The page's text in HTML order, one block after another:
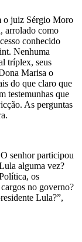
o juiz Sérgio Moro
arrolado como
conhecido
Nenhuma
tríplex, seus
Marisa o
do que claro que
testemunhas que
As perguntas
senhor participou
alguma vez?
os
no governo?
Lula?”,